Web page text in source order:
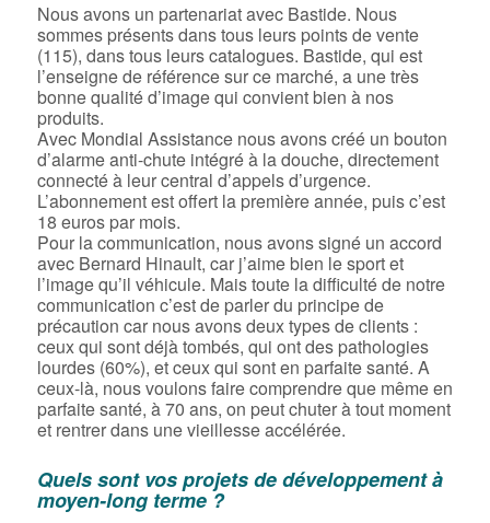
Nous avons un partenariat avec Bastide. Nous
sommes présents dans tous leurs points de vente
(115), dans tous leurs catalogues. Bastide, qui est
l’enseigne de référence sur ce marché, a une très
bonne qualité d’image qui convient bien à nos
produits.
Avec Mondial Assistance nous avons créé un bouton
d’alarme anti-chute intégré à la douche, directement
connecté à leur central d’appels d’urgence.
L’abonnement est offert la première année, puis c’est
18 euros par mois.
Pour la communication, nous avons signé un accord
avec Bernard Hinault, car j’aime bien le sport et
l’image qu’il véhicule. Mais toute la difficulté de notre
communication c’est de parler du principe de
précaution car nous avons deux types de clients :
ceux qui sont déjà tombés, qui ont des pathologies
lourdes (60%), et ceux qui sont en parfaite santé. A
ceux-là, nous voulons faire comprendre que même en
parfaite santé, à 70 ans, on peut chuter à tout moment
et rentrer dans une vieillesse accélérée.
Quels sont vos projets de développement à
moyen-long terme ?